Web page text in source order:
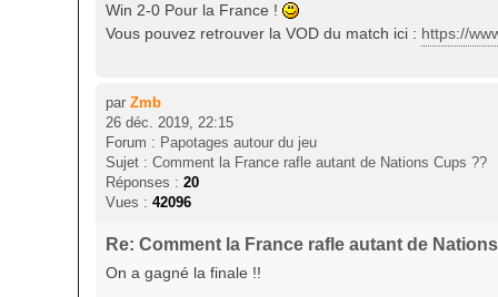
Win 2-0 Pour la France !
Vous pouvez retrouver la VOD du match ici : https://
par Zmb
26 déc. 2019, 22:15
Forum : Papotages autour du jeu
Sujet : Comment la France rafle autant de Nations Cups ??
Réponses : 20
Vues : 42096
Re: Comment la France rafle autant de
On a gagné la finale !!